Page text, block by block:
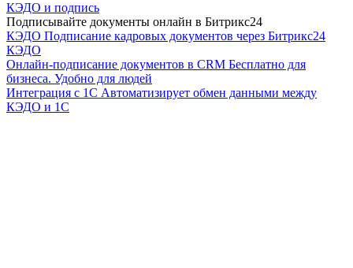
КЭДО и подпись
Подписывайте документы онлайн в Битрикс24
КЭДО Подписание кадровых документов через Битрикс24
КЭДО
Онлайн-подписание документов в CRM Бесплатно для
бизнеса. Удобно для людей
Интеграция с 1С Автоматизирует обмен данными между
КЭДО и 1С